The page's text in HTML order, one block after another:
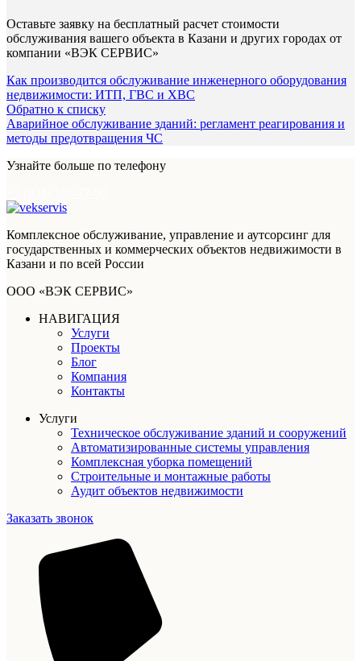
Оставьте заявку на бесплатный расчет стоимости
обслуживания вашего объекта в Казани и других городах от
компании «ВЭК СЕРВИС»
Как производится обслуживание инженерного оборудования
недвижимости: ИТП, ГВС и ХВС
Обратно к списку
Аварийное обслуживание зданий: регламент реагирования и
методы предотвращения ЧС
Узнайте больше по телефону
Комплексное обслуживание, управление и аутсорсинг для
государственных и коммерческих объектов недвижимости в
Казани и по всей России
ООО «ВЭК СЕРВИС»
НАВИГАЦИЯ
Услуги
Проекты
Блог
Компания
Контакты
Услуги
Техническое обслуживание зданий и сооружений
Автоматизированные системы управления
Комплексная уборка помещений
Строительные и монтажные работы
Аудит объектов недвижимости
Заказать звонок